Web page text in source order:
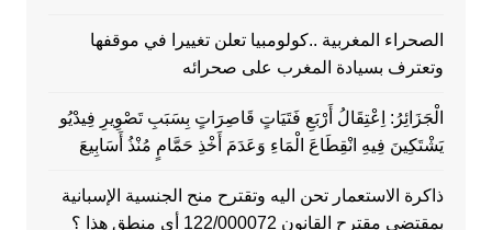
الصحراء المغربية ..كولومبيا تعلن تغييرا في موقفها
وتعترف بسيادة المغرب على صحرائه
الْجَزَائِرُ: اِعْتِقَالُ أَرْبَعِ فَتَيَاتٍ قَاصِرَاتٍ بِسَبَبِ تَصْوِيرِ فِيدْيُو
يَشْتَكِينَ فِيهِ انْقِطَاعَ الْمَاءِ وَعَدَمَ أَخْذِ حَمَّامٍ مُنْذُ أَسَابِيعَ
ذاكرة الاستعمار تحن اليه وتقترح منح الجنسية الإسبانية
بمقتضى مقترح القانون 122/000072 أي منطق هذا ؟